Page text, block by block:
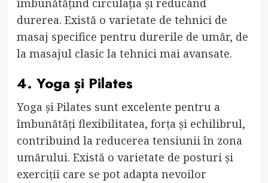
îmbunătățind circulația și reducând
durerea. Există o varietate de tehnici de
masaj specifice pentru durerile de umăr, de
la masajul clasic la tehnici mai avansate.
4. Yoga și Pilates
Yoga și Pilates sunt excelente pentru a
îmbunătăți flexibilitatea, forța și echilibrul,
contribuind la reducerea tensiunii în zona
umărului. Există o varietate de posturi și
exerciții care se pot adapta nevoilor